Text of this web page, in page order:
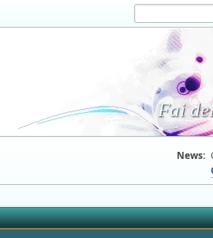
Fai
News: